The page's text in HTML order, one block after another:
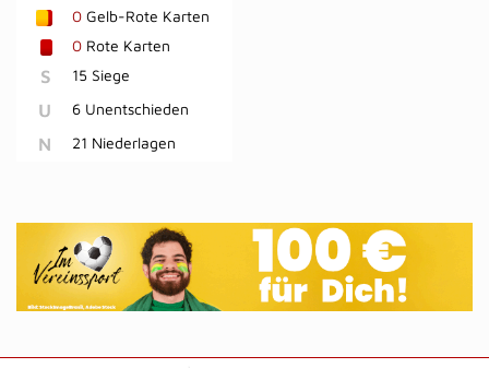
0 Gelb-Rote Karten
0 Rote Karten
S 15 Siege
U 6 Unentschieden
N 21 Niederlagen